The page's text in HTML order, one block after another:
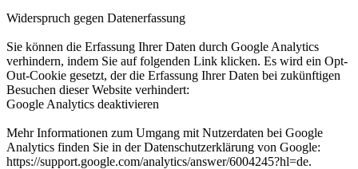
Widerspruch gegen Datenerfassung
Sie können die Erfassung Ihrer Daten durch Google Analytics
verhindern, indem Sie auf folgenden Link klicken. Es wird ein Opt-
Out-Cookie gesetzt, der die Erfassung Ihrer Daten bei zukünftigen
Besuchen dieser Website verhindert:
Google Analytics deaktivieren
Mehr Informationen zum Umgang mit Nutzerdaten bei Google
Analytics finden Sie in der Datenschutzerklärung von Google:
https://support.google.com/analytics/answer/6004245?hl=de.